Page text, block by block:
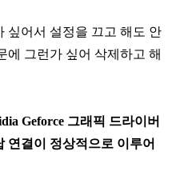
싶어서 설정을 끄고 해도 안
에 그런가 싶어 삭제하고 해
Geforce 그래픽 드라이버
연결이 정상적으로 이루어